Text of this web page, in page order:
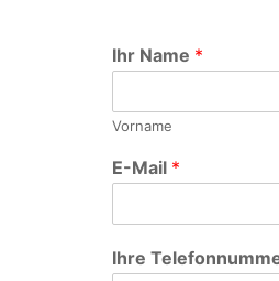
Ihr Name *
Vorname
E-Mail *
Ihre